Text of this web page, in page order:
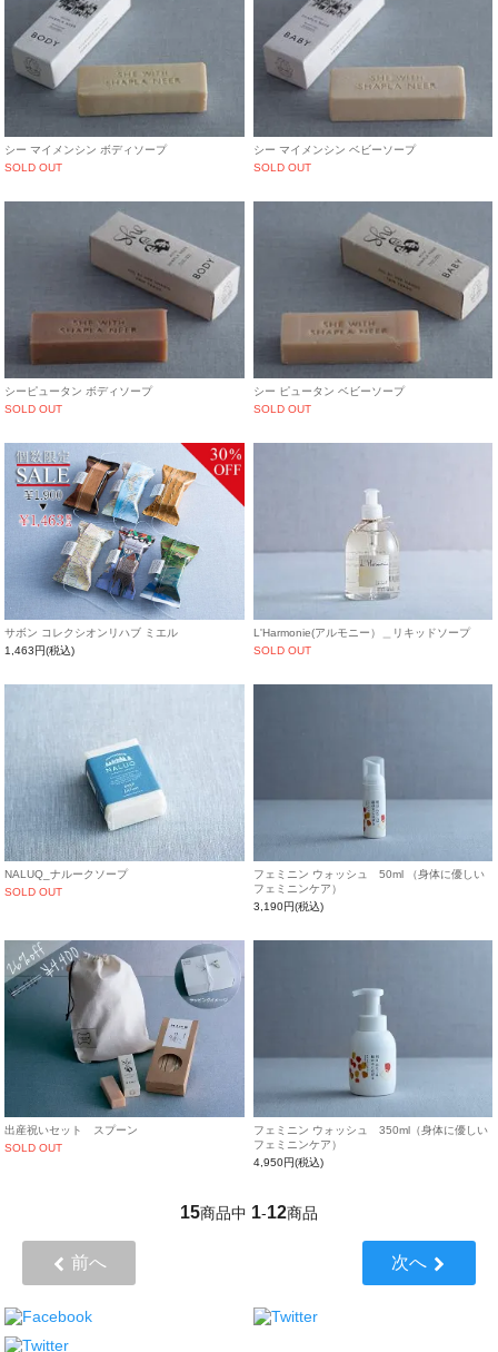
シー マイメンシン ボディソープ
SOLD OUT
シー マイメンシン ベビーソープ
SOLD OUT
シーピュータン ボディソープ
SOLD OUT
シー ピュータン ベビーソープ
SOLD OUT
サボン コレクシオンリハブ ミエル
1,463円(税込)
L'Harmonie(アルモニー）＿リキッドソープ
SOLD OUT
NALUQ_ナルークソープ
SOLD OUT
フェミニン ウォッシュ 50ml （身体に優しい
フェミニンケア）
3,190円(税込)
出産祝いセット スプーン
SOLD OUT
フェミニン ウォッシュ 350ml（身体に優しい
フェミニンケア）
4,950円(税込)
15商品中 1-12商品
前へ 次へ